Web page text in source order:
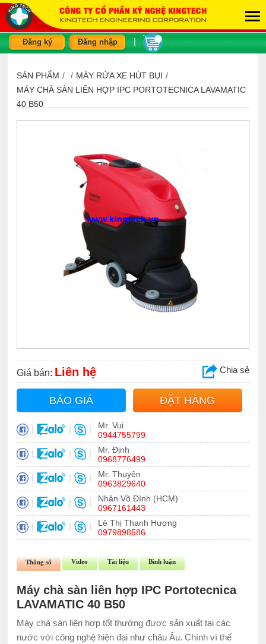
Đăng ký Đăng nhập
SẢN PHẨM / / MÁY RỬA XE HÚT BỤI /
MÁY CHÀ SÀN LIÊN HỢP IPC PORTOTECNICA LAVAMATIC
40 B50
Giá bán: Liên hệ Chia sẻ
BÁO GIÁ ĐẶT HÀNG
| | |
Mr. Vui
0944755799
| | |
Mr. Định
0968776499
| | |
Mr. Thuyên
0963829640
| | |
Nhân Võ Đình (HCM)
0967161443
| | |
Lê Thị Thanh Hương
0979898586
Thông số Video Tài liệu Bình luận
Máy chà sàn liên hợp IPC Portotecnica
LAVAMATIC 40 B50
Máy chà sàn liên hợp tốt thường được sản xuất tại các
nước với công nghệ hiện đại như châu Âu. Chính vì thế